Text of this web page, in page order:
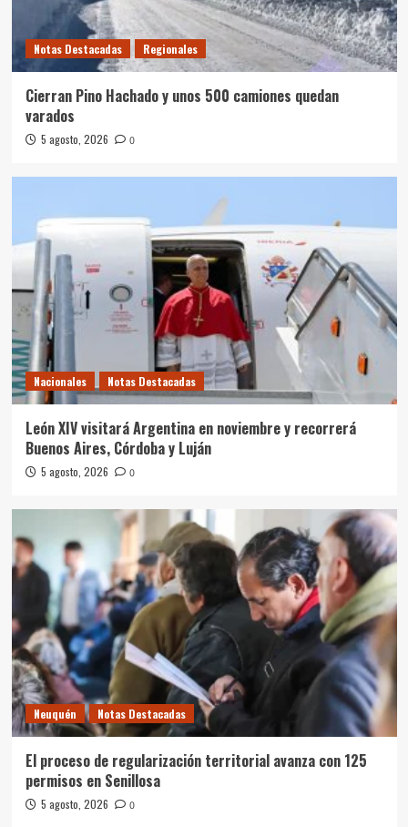
Notas Destacadas Regionales
Cierran Pino Hachado y unos 500 camiones quedan
varados
5 agosto, 2026 0
Nacionales Notas Destacadas
León XIV visitará Argentina en noviembre y recorrerá
Buenos Aires, Córdoba y Luján
5 agosto, 2026 0
Neuquén Notas Destacadas
El proceso de regularización territorial avanza con 125
permisos en Senillosa
5 agosto, 2026 0